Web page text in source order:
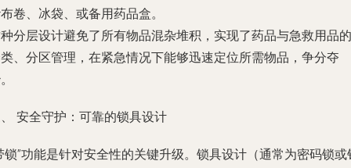
卷、冰袋、或备用药品盒。
分层设计避免了所有物品混杂堆积，实现了药品与急救用品的
、分区管理，在紧急情况下能够迅速定位所需物品，争分夺
安全守护：可靠的锁具设计
锁”功能是针对安全性的关键升级。锁具设计（通常为密码锁或